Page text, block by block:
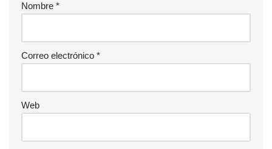
Nombre *
Correo electrónico *
Web